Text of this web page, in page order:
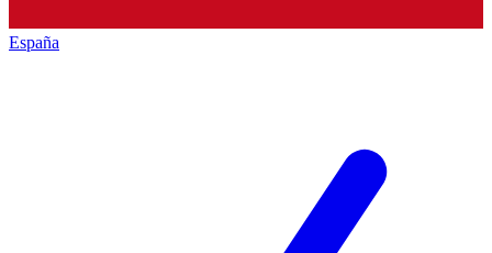
España